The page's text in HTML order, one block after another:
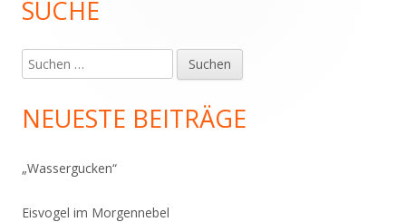
Haupt-
Seitenleiste
SUCHE
Suchen
nach:
NEUESTE BEITRÄGE
„Wassergucken“
Eisvogel im Morgennebel